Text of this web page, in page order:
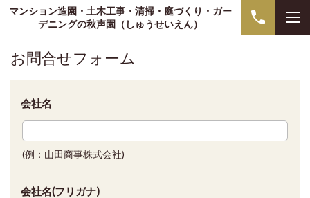
マンション造園・土木工事・清掃・庭づくり・ガー
デニングの秋声園（しゅうせいえん）
お問合せフォーム
会社名
(例：山田商事株式会社)
会社名(フリガナ)